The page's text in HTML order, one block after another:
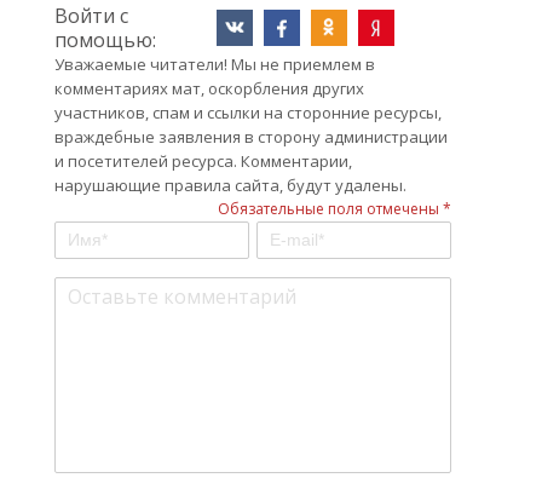
Войти с
помощью:
Уважаемые читатели! Мы не приемлем в
комментариях мат, оскорбления других
участников, спам и ссылки на сторонние ресурсы,
враждебные заявления в сторону администрации
и посетителей ресурса. Комментарии,
нарушающие правила сайта, будут удалены.
Обязательные поля отмечены *